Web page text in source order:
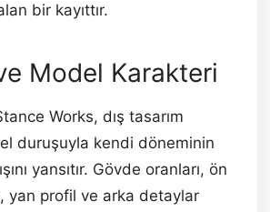
bir kayıttır.
Model Karakteri
Works, dış tasarım
duruşuyla kendi döneminin
yansıtır. Gövde oranları, ön
yan profil ve arka detaylar